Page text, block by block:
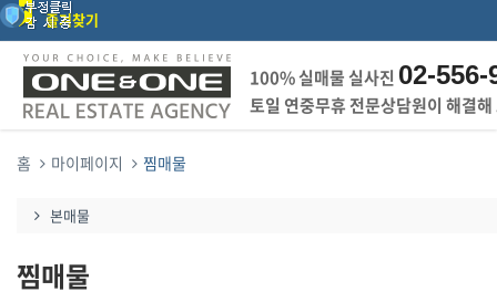
즐겨찾기
100% 실매물 실사진 02-556-
토일 연중무휴 전문상담원이 해결
홈 마이페이지 찜매물
본매물
찜매물